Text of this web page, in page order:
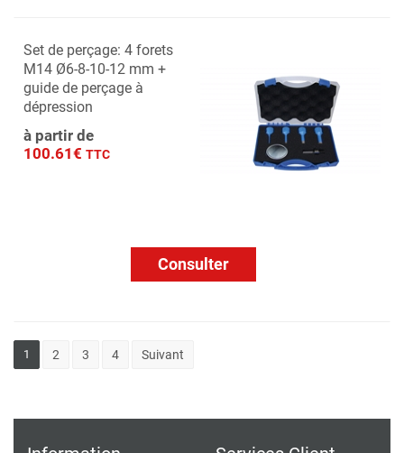
Set de perçage: 4 forets
M14 Ø6-8-10-12 mm +
guide de perçage à
dépression
à partir de
100.61€ TTC
Consulter
1 2 3 4 Suivant